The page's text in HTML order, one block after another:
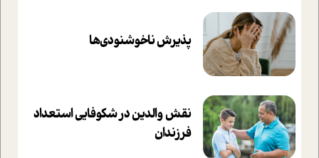
پذیرش ناخوشنودی‌ها
نقش والدین در شکوفا‌یی ا‌ستعداد
فرزندان‌